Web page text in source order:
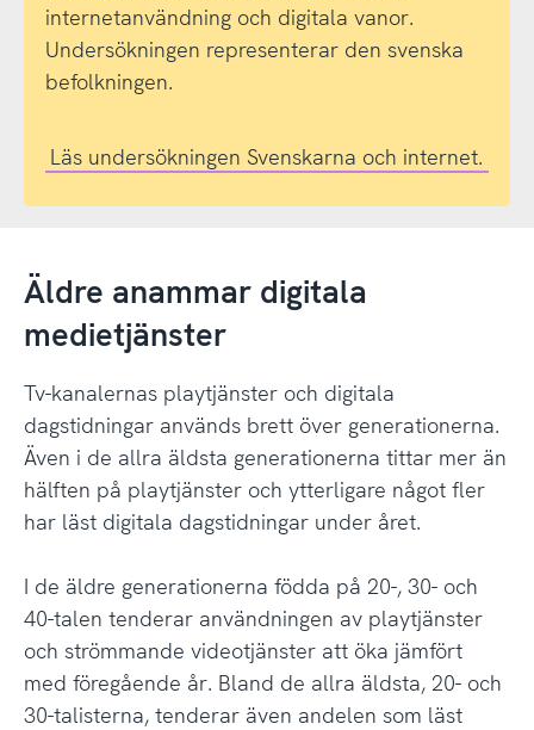
internetanvändning och digitala vanor.
Undersökningen representerar den svenska
befolkningen.
Läs undersökningen Svenskarna och internet.
Äldre anammar digitala
medietjänster
Tv-kanalernas playtjänster och digitala
dagstidningar används brett över generationerna.
Även i de allra äldsta generationerna tittar mer än
hälften på playtjänster och ytterligare något fler
har läst digitala dagstidningar under året.
I de äldre generationerna födda på 20-, 30- och
40-talen tenderar användningen av playtjänster
och strömmande videotjänster att öka jämfört
med föregående år. Bland de allra äldsta, 20- och
30-talisterna, tenderar även andelen som läst